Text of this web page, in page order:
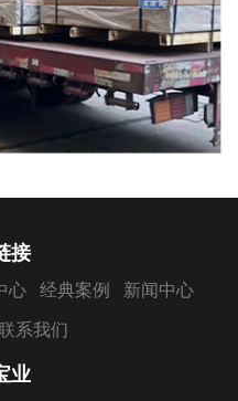
接
心 经典案例 新闻中心
系我们
业